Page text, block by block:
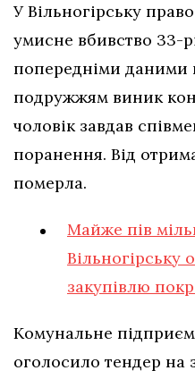
У Вільногірську
умисне вбивство 33-
попередніми даними
подружжям виник
чоловік завдав
поранення. Від
померла.
Майже пів
Вільногірську
закупівлю
Комунальне
оголосило тендер на